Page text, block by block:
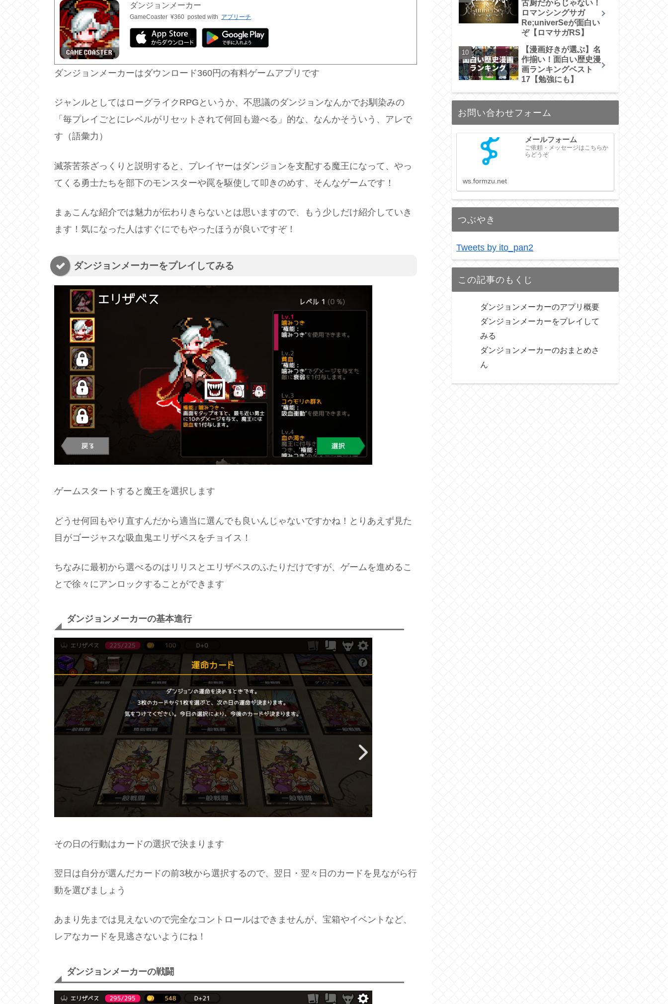
ダンジョンメーカー
GameCoaster ¥360 posted with アプリーチ
ダンジョンメーカーはダウンロード360円の有料ゲームアプリです
ジャンルとしてはローグライクRPGというか、不思議のダンジョンなんかでお馴染みの
「毎プレイごとにレベルがリセットされて何回も遊べる」的な、なんかそういう、アレで
す（語彙力）
滅茶苦茶ざっくりと説明すると、プレイヤーはダンジョンを支配する魔王になって、やっ
てくる勇士たちを部下のモンスターや罠を駆使して叩きのめす、そんなゲームです！
まぁこんな紹介では魅力が伝わりきらないとは思いますので、もう少しだけ紹介していき
ます！気になった人はすぐにでもやったほうが良いですぞ！
ダンジョンメーカーをプレイしてみる
ゲームスタートすると魔王を選択します
どうせ何回もやり直すんだから適当に選んでも良いんじゃないですかね！とりあえず見た
目がゴージャスな吸血鬼エリザベスをチョイス！
ちなみに最初から選べるのはリリスとエリザベスのふたりだけですが、ゲームを進めるこ
とで徐々にアンロックすることができます
ダンジョンメーカーの基本進行
その日の行動はカードの選択で決まります
翌日は自分が選んだカードの前3枚から選択するので、翌日・翌々日のカードを見ながら行
動を選びましょう
あまり先までは見えないので完全なコントロールはできませんが、宝箱やイベントなど、
レアなカードを見逃さないようにね！
ダンジョンメーカーの戦闘
古厨だからじゃない！
ロマンシングサガ
Re;univerSeが面白い
ぞ【ロマサガRS】
【漫画好きが選ぶ】名
作揃い！面白い歴史漫
画ランキングベスト
17【勉強にも】
お問い合わせフォーム
メールフォーム
ご依頼・メッセージはこちらか
らどうぞ
ws.formzu.net
つぶやき
Tweets by ito_pan2
この記事のもくじ
ダンジョンメーカーのアプリ概要
ダンジョンメーカーをプレイして
みる
ダンジョンメーカーのおまとめさ
ん